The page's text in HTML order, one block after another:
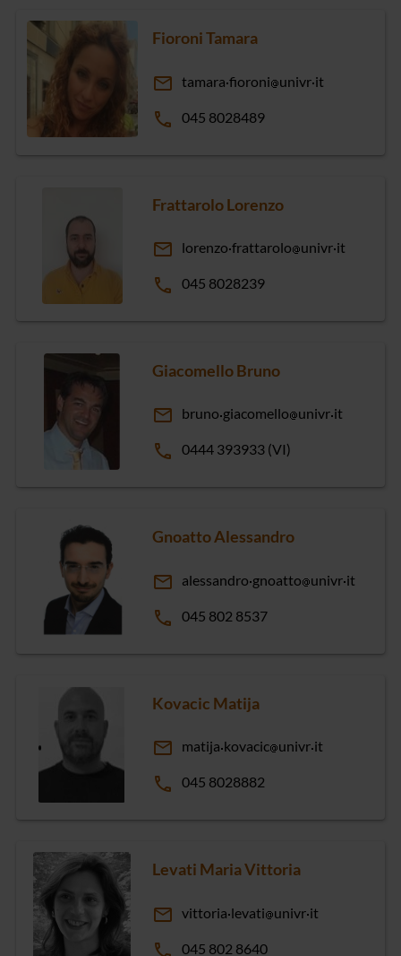
Fioroni Tamara
email tamara fioroni univr it
phone 045 8028489
Frattarolo Lorenzo
email lorenzo frattarolo univr it
phone 045 8028239
Giacomello Bruno
email bruno giacomello univr it
phone 0444 393933 (VI)
Gnoatto Alessandro
email alessandro gnoatto univr it
phone 045 802 8537
Kovacic Matija
email matija kovacic univr it
phone 045 8028882
Levati Maria Vittoria
email vittoria levati univr it
phone 045 802 8640